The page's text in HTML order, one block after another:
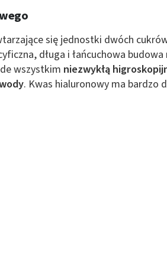
się jednostki dwóch
długa i łańcuchowa budowa
wszystkim niezwykłą
. Kwas hialuronowy ma bardzo